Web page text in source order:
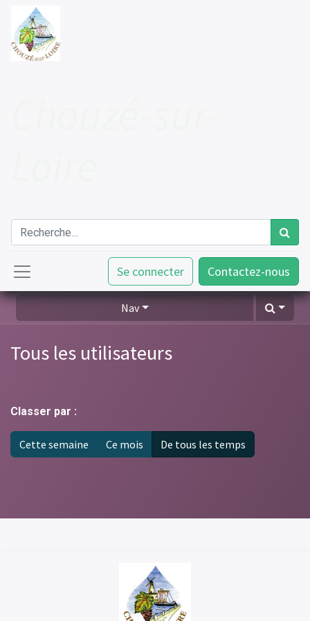
Se connecter Contactez-nous
Nav
Tous les utilisateurs
Classer par :
Cette semaine Ce mois De tous les temps